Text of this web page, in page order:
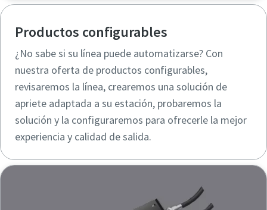
Productos configurables
¿No sabe si su línea puede automatizarse? Con
nuestra oferta de productos configurables,
revisaremos la línea, crearemos una solución de
apriete adaptada a su estación, probaremos la
solución y la configuraremos para ofrecerle la mejor
experiencia y calidad de salida.